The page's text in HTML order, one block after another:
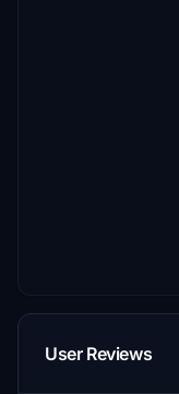
User Reviews